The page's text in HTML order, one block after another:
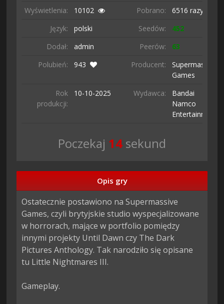
Wyświetlenia: 10102 Pobrano:
6516 razy
Język:
polski Seedów:
452
Dodał:
admin Peerów:
63
Polubień:
943 Producent:
Supermassive
Games
Rok
produkcji:
10-10-2025 Wydawca:
Bandai
Namco
Entertainment
Poczekaj 13 sekund
Opis gry
Ostatecznie postawiono na Supermassive
Games, czyli brytyjskie studio wyspecjalizowane
w horrorach, mające w portfolio pomiędzy
innymi projekty Until Dawn czy The Dark
Pictures Anthology. Tak narodziło się opisane
tu Little Nightmares III.
Gameplay.